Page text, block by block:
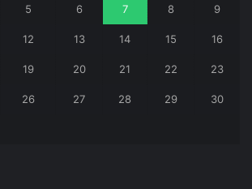
5 6 7 8 9
12 13 14 15 16
19 20 21 22 23
26 27 28 29 30